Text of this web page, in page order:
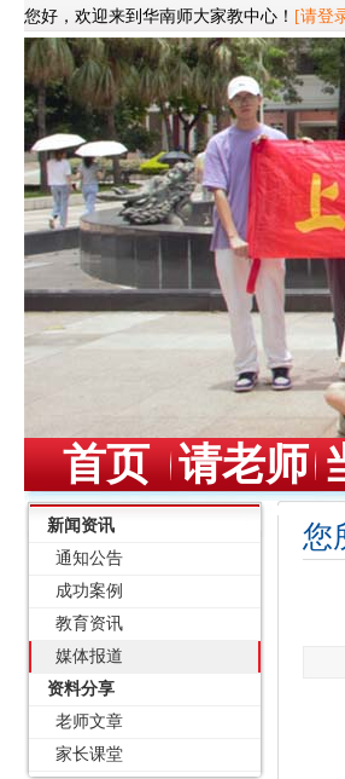
您好，欢迎来到华南师大家教中心！ [请登
首页 请老师
新闻资讯
通知公告
成功案例
教育资讯
媒体报道
资料分享
老师文章
家长课堂
您